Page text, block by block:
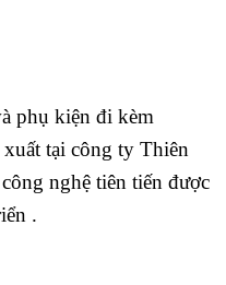
phụ kiện đi kèm
xuất tại công ty Thiên
nghệ tiên tiến được
.